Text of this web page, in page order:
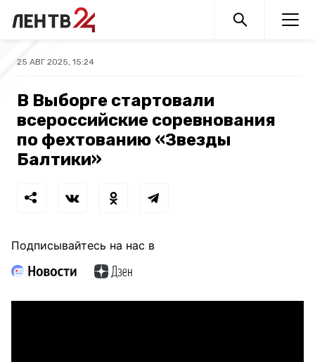
25 АВГ 2025, 15:24
В Выборге стартовали
всероссийские соревнования
по фехтованию «Звезды
Балтики»
Подписывайтесь на нас в